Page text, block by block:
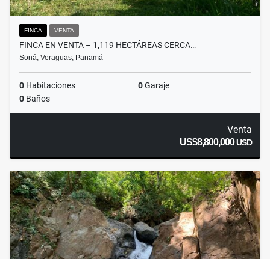
FINCA VENTA
FINCA EN VENTA – 1,119 HECTÁREAS CERCA…
Soná, Veraguas, Panamá
0 Habitaciones 0Garaje
0 Baños
Venta
US$8,800,000USD